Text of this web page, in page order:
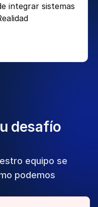
integrar sistemas
desafío
equipo se
podemos